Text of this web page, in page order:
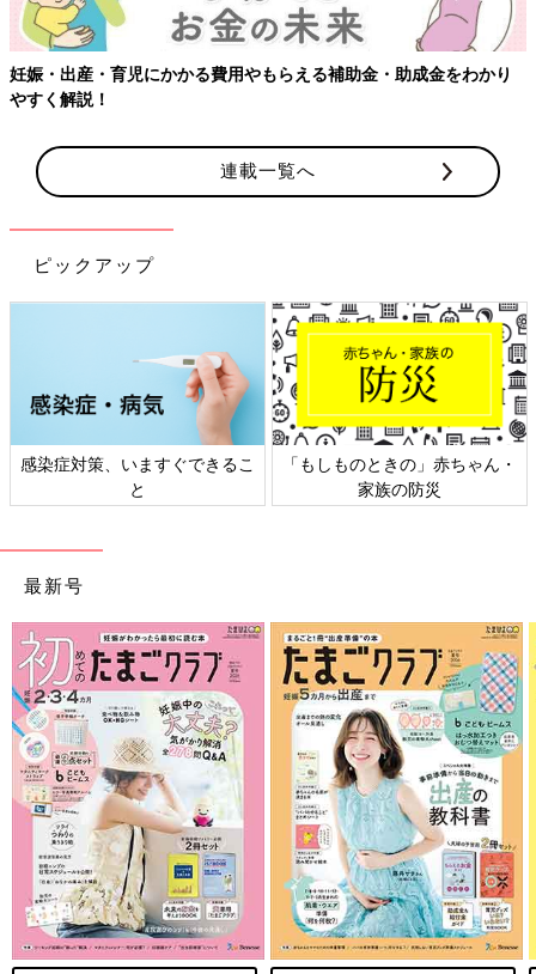
【ワクチン接種できるものも】妊婦の感染症対策、知っておいて！
連載一覧へ
ピックアップ
日本外来小児科学会リーフレッ
ト検討会
六星占術 細木かおりさんの人生
相談
最新号